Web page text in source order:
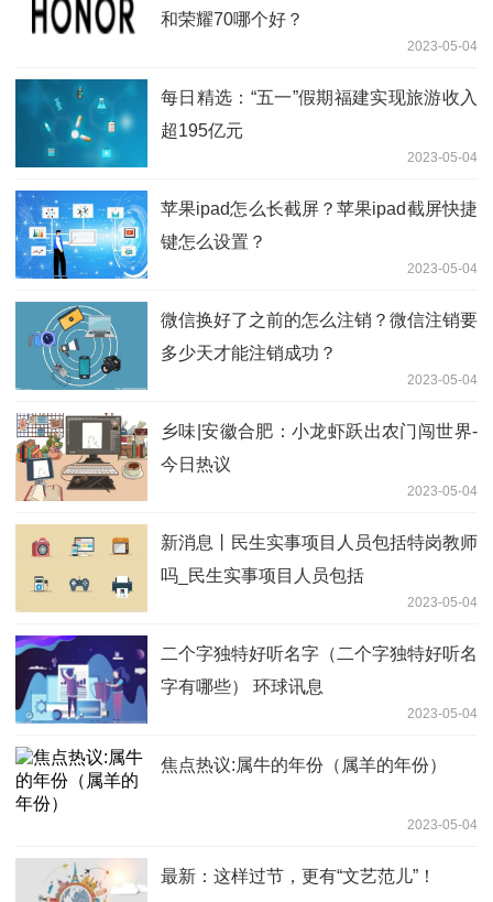
和荣耀70哪个好？
2023-05-04
每日精选：“五一”假期福建实现旅游收入
超195亿元
2023-05-04
苹果ipad怎么长截屏？苹果ipad截屏快捷
键怎么设置？
2023-05-04
微信换好了之前的怎么注销？微信注销要
多少天才能注销成功？
2023-05-04
乡味|安徽合肥：小龙虾跃出农门闯世界-
今日热议
2023-05-04
新消息丨民生实事项目人员包括特岗教师
吗_民生实事项目人员包括
2023-05-04
二个字独特好听名字（二个字独特好听名
字有哪些） 环球讯息
2023-05-04
焦点热议:属牛的年份（属羊的年份）
2023-05-04
最新：这样过节，更有“文艺范儿”！